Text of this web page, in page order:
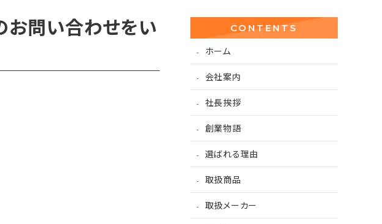
お問い合わせをい
CONTENTS
ホーム
会社案内
社長挨拶
創業物語
選ばれる理由
取扱商品
取扱メーカー